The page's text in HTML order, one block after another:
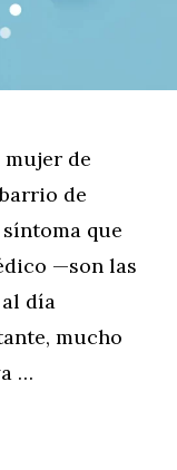
mujer de
de
que
—son las
día
mucho
…